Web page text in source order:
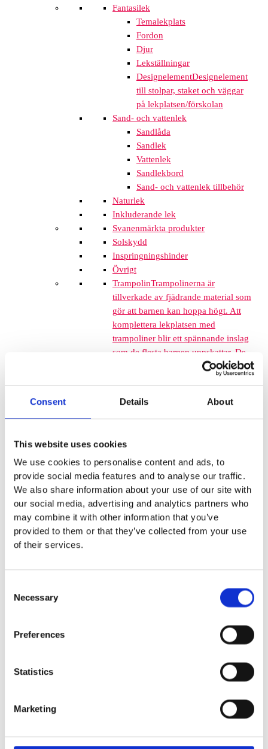
Consent Details About
This website uses cookies
We use cookies to personalise content and ads, to
provide social media features and to analyse our traffic.
We also share information about your use of our site with
our social media, advertising and analytics partners who
may combine it with other information that you’ve
provided to them or that they’ve collected from your use
of their services.
Selection
Necessary
Preferences
Statistics
Marketing
Fantasilek
Temalekplats
Fordon
Djur
Lekställningar
DesignelementDesignelement
till stolpar, staket och väggar
på lekplatsen/förskolan
Sand- och vattenlek
Sandlåda
Sandlek
Vattenlek
Sandlekbord
Sand- och vattenlek tillbehör
Naturlek
Inkluderande lek
Svanenmärkta produkter
Solskydd
Inspringningshinder
Övrigt
TrampolinTrampolinerna är
tillverkade av fjädrande material som
gör att barnen kan hoppa högt. Att
komplettera lekplatsen med
trampoliner blir ett spännande inslag
som de flesta barnen uppskattar. De
tar inte mycket plats och de fälls ner
i marken så de kan med fördel
där det finns lediga ytor. När barnen
springer mellan klätterställningar och
Fallskyddsmattor
Euroflex fallskyddsmatta 30
mm - för fallhöjd till och med
1 meter
Euroflex fallskyddsmatta 40
mm - för fallhöjd 1,2 meter
Euroflex fallskyddsmatta 50
mm – för fallhöjd 1,7 meter
Euroflex fallskyddsmatta 70
mm - för fallhöjd 2,1 meter
mm - för fallhöjd 2,4 meter
Euroflex fallskyddsmatta 90
Nordic rubber safe tiles 40
Nordic rubber safe tiles 55
Nordic rubber safe tiles 75